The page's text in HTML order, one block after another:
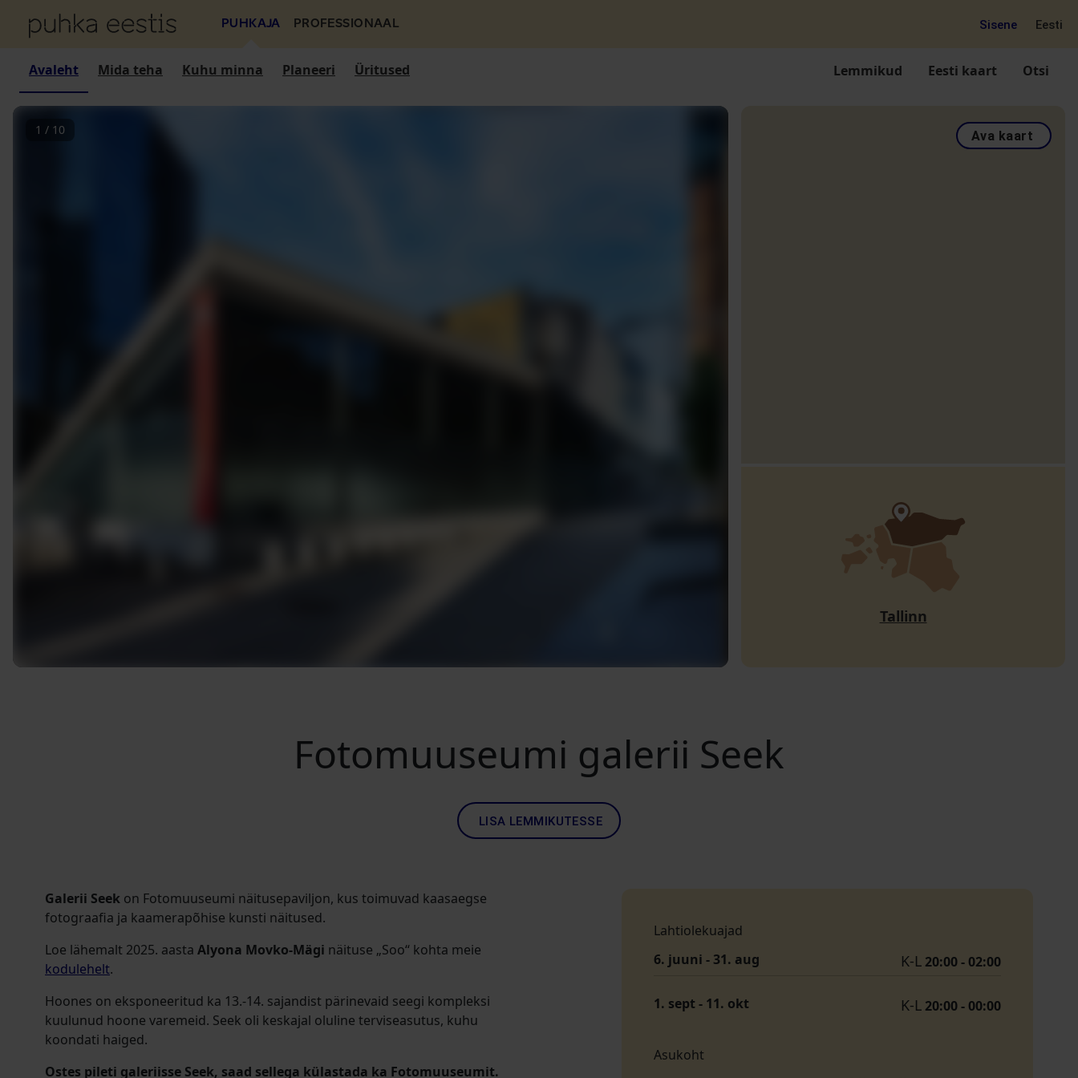
PUHKAJA PROFESSIONAAL Sisene Eesti
Avaleht Mida teha Kuhu minna Planeeri Üritused Lemmikud Eesti kaart Otsi
1 / 10 Ava kaart
Tallinn
Fotomuuseumi galerii Seek
LISA LEMMIKUTESSE
Galerii Seek on Fotomuuseumi näitusepaviljon, kus toimuvad kaasaegse
fotograafia ja kaamerapõhise kunsti näitused.
Loe lähemalt 2025. aasta Alyona Movko-Mägi näituse „Soo“ kohta meie
kodulehelt.
Hoones on eksponeeritud ka 13.-14. sajandist pärinevaid seegi kompleksi
kuulunud hoone varemeid. Seek oli keskajal oluline terviseasutus, kuhu
koondati haiged.
Ostes pileti galeriisse Seek, saad sellega külastada ka Fotomuuseumit.
Lahtiolekuajad
6. juuni - 31. aug
K-L 20:00 - 02:00
1. sept - 11. okt K-L 20:00 - 00:00
Asukoht